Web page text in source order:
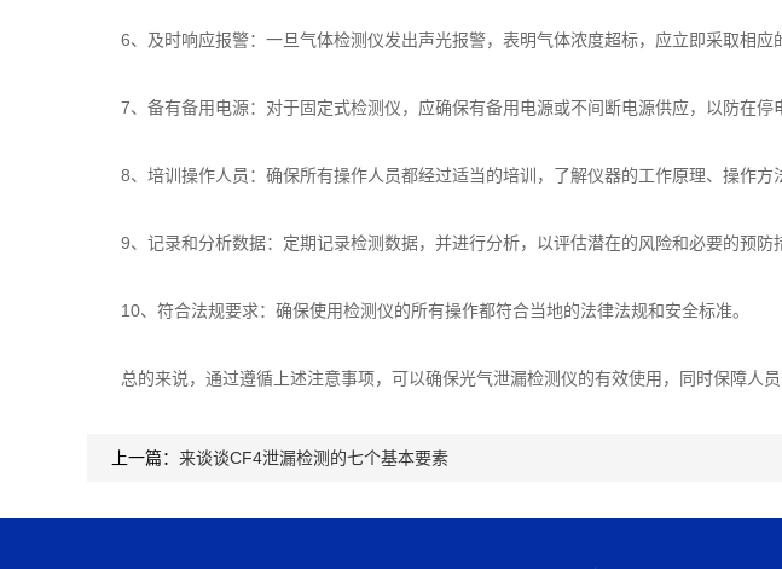
6、及时响应报警：一旦气体检测仪发出声光报警，表明气体浓度超标，应立即采取相应
7、备有备用电源：对于固定式检测仪，应确保有备用电源或不间断电源供应，以防在停
8、培训操作人员：确保所有操作人员都经过适当的培训，了解仪器的工作原理、操作方
9、记录和分析数据：定期记录检测数据，并进行分析，以评估潜在的风险和必要的预防
10、符合法规要求：确保使用检测仪的所有操作都符合当地的法律法规和安全标准。
总的来说，通过遵循上述注意事项，可以确保光气泄漏检测仪的有效使用，同时保障人员
上一篇： 来谈谈CF4泄漏检测的七个基本要素